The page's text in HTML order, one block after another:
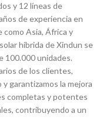
y 12 líneas de
de experiencia en
Asia, África y
híbrida de Xindun se
100.000 unidades.
de los clientes,
garantizamos la mejora
completas y potentes
contribuyendo a un